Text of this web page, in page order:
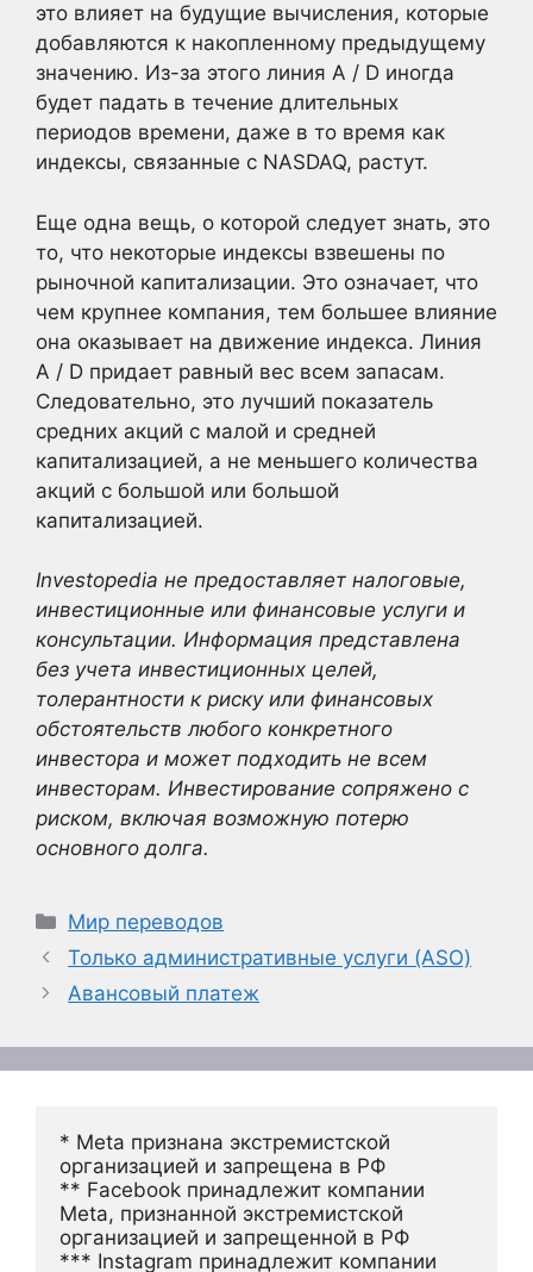
это влияет на будущие вычисления, которые
добавляются к накопленному предыдущему
значению. Из-за этого линия A / D иногда
будет падать в течение длительных
периодов времени, даже в то время как
индексы, связанные с NASDAQ, растут.
Еще одна вещь, о которой следует знать, это
то, что некоторые индексы взвешены по
рыночной капитализации. Это означает, что
чем крупнее компания, тем большее влияние
она оказывает на движение индекса. Линия
A / D придает равный вес всем запасам.
Следовательно, это лучший показатель
средних акций с малой и средней
капитализацией, а не меньшего количества
акций с большой или большой
капитализацией.
Investopedia не предоставляет налоговые,
инвестиционные или финансовые услуги и
консультации. Информация представлена
без учета инвестиционных целей,
толерантности к риску или финансовых
обстоятельств любого конкретного
инвестора и может подходить не всем
инвесторам. Инвестирование сопряжено с
риском, включая возможную потерю
основного долга.
Рубрики
Мир переводов
Только административные услуги (ASO)
Авансовый платеж
* Meta признана экстремистской
организацией и запрещена в РФ
** Facebook принадлежит компании
Meta, признанной экстремистской
организацией и запрещенной в РФ
*** Instagram принадлежит компании